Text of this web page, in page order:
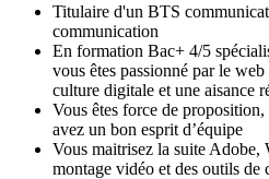
Titulaire d'un BTS
communication
En formation Bac+ 4/5
vous êtes passionné par le
culture digitale et une aisance
Vous êtes force de
avez un bon esprit d’équipe
Vous maitrisez la suite Adobe,
montage vidéo et des outils de